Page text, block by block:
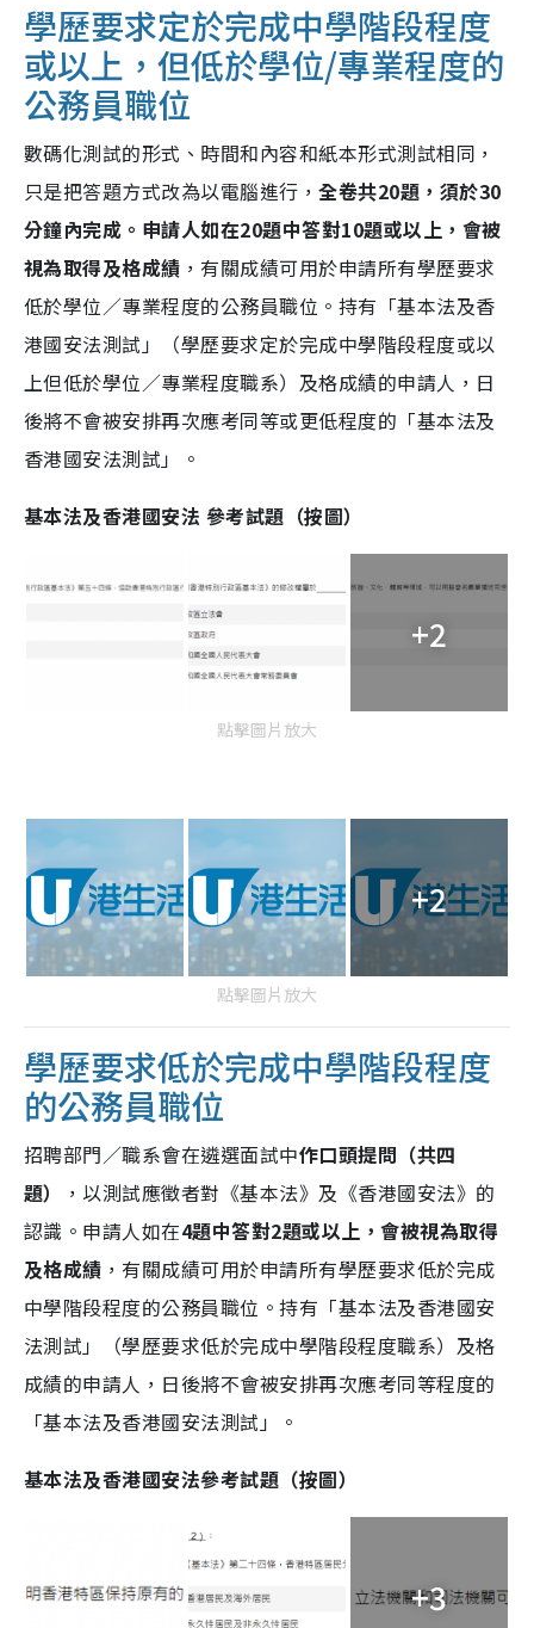
學歷要求定於完成中學階段程度
或以上，但低於學位/專業程度的
公務員職位
數碼化測試的形式、時間和內容和紙本形式測試相同，
只是把答題方式改為以電腦進行，全卷共20題，須於30
分鐘內完成。申請人如在20題中答對10題或以上，會被
視為取得及格成績 ，有關成績可用於申請所有學歷要求
低於學位／專業程度的公務員職位。持有「基本法及香
港國安法測試」（學歷要求定於完成中學階段程度或以
上但低於學位／專業程度職系）及格成績的申請人，日
後將不會被安排再次應考同等或更低程度的「基本法及
香港國安法測試」。
基本法及香港國安法 參考試題（按圖）
+2
點擊圖片放大
+2
點擊圖片放大
學歷要求低於完成中學階段程度
的公務員職位
招聘部門／職系會在遴選面試中作口頭提問（共四
題）
，以測試應徵者對《基本法》及《香港國安法》的
認識。申請人如在4題中答對2題或以上，會被視為取得
及格成績 ，有關成績可用於申請所有學歷要求低於完成
中學階段程度的公務員職位。持有「基本法及香港國安
法測試」（學歷要求低於完成中學階段程度職系）及格
成績的申請人，日後將不會被安排再次應考同等程度的
「基本法及香港國安法測試」。
基本法及香港國安法參考試題（按圖）
+3